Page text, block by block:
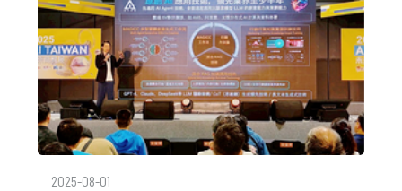
2025-08-01